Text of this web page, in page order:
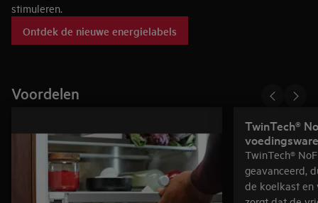
stimuleren.
gekocht blijft wel hetzelfde. Alleen de beoordeling verandert
Ontdek de nieuwe energielabels
Voordelen
TwinTech®
TwinTech®
geavanceerd,
de koelkast en